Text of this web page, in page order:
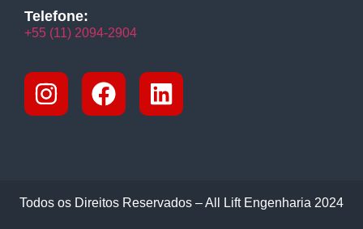
Telefone:
+55 (11) 2094-2904
Todos os Direitos Reservados – All Lift Engenharia 2024